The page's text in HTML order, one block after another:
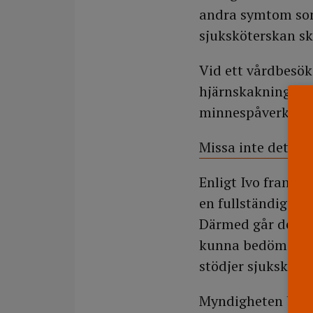
andra symtom
sjuksköterskan
Vid ett
hjärnskakning,
minnespåverkan.
Missa inte det
Enligt Ivo
en fullständig
Därmed går det
kunna bedöma
stödjer
Myndigheten